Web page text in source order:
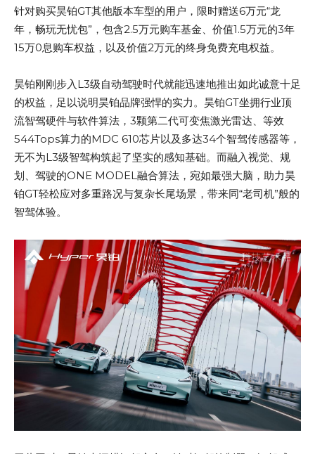
针对购买昊铂GT其他版本车型的用户，限时赠送6万元“龙
年，畅玩无忧包”，包含2.5万元购车基金、价值1.5万元的3年
15万0息购车权益，以及价值2万元的终身免费充电权益。
昊铂刚刚步入L3级自动驾驶时代就能迅速地推出如此诚意十足
的权益，足以说明昊铂品牌强悍的实力。昊铂GT坐拥行业顶
流智驾硬件与软件算法，3颗第二代可变焦激光雷达、等效
544Tops算力的MDC 610芯片以及多达34个智驾传感器等，
无不为L3级智驾构筑起了坚实的感知基础。而融入视觉、规
划、驾驶的ONE MODEL融合算法，宛如最强大脑，助力昊
铂GT轻松应对多重路况与复杂长尾场景，带来同“老司机”般的
智驾体验。